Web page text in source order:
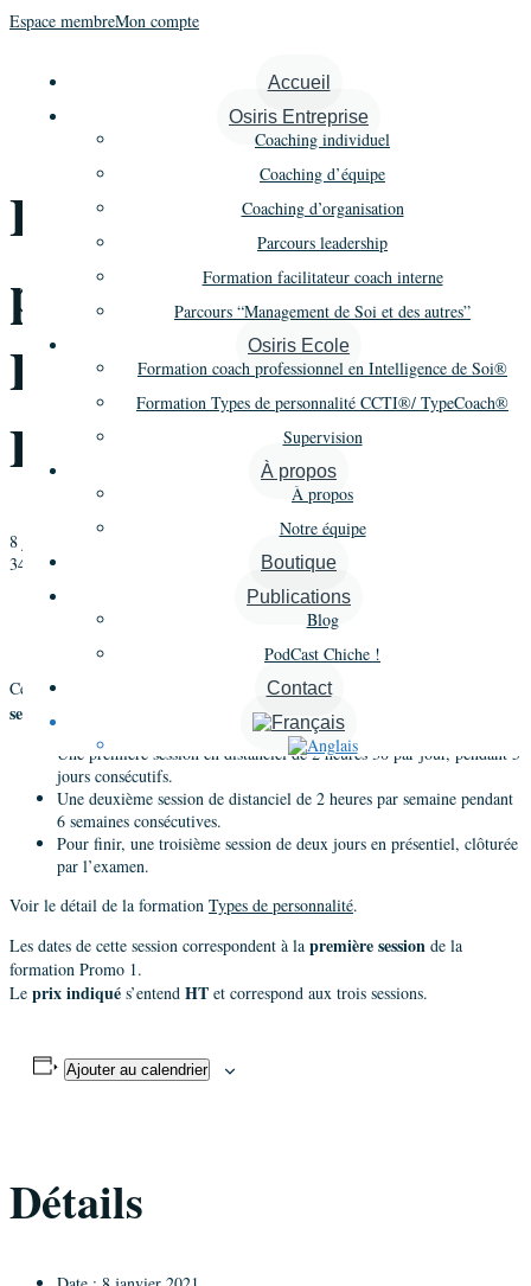
Espace membreMon compte
Accueil
Osiris Entreprise
Coaching individuel
Coaching d’équipe
Coaching d’organisation
Parcours leadership
Formation facilitateur coach interne
Parcours “Management de Soi et des autres”
Osiris Ecole
Formation coach professionnel en Intelligence de Soi®
Formation Types de personnalité CCTI®/ TypeCoach®
Supervision
À propos
À propos
Notre équipe
Boutique
Publications
Blog
PodCast Chiche !
Contact
« Tous les Évènements
Formation Types de
personnalité CCTI® –
Promo 1 – Session 1
Distanciel
8 janvier 2021 @ 17 h 30 min
20 h 00 min
3490€
Formation Types de personnalité CCTI® – Promo 1 – Session 1
Distanciel
Formation CCTI – Promo 4 4ème soirée zoom »
Cette formation
Types de personnalité en distanciel
sessions
Une première session en distanciel de 2 heures 30 par jour, pendant 5
jours consécutifs.
Une deuxième session de distanciel de 2 heures par semaine pendant
6 semaines consécutives.
Pour finir, une troisième session de deux jours en présentiel, clôturée
par l’examen.
Voir le détail de la formation Types de personnalité.
Les dates de cette session correspondent à la première session de la
formation Promo 1.
Le prix indiqué s’entend HT et correspond aux trois sessions.
Ajouter au calendrier
Détails